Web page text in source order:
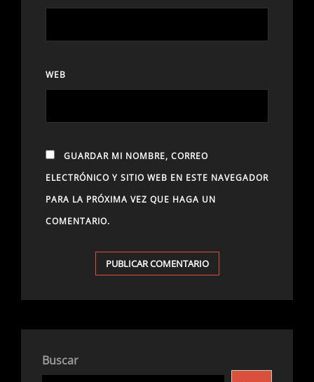
WEB
GUARDAR MI NOMBRE, CORREO
ELECTRÓNICO Y SITIO WEB EN ESTE NAVEGADOR
PARA LA PRÓXIMA VEZ QUE HAGA UN
COMENTARIO.
Buscar